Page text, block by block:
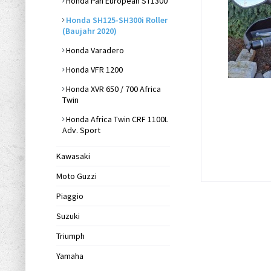
Honda SH125-SH300i Roller
(Baujahr 2020)
Honda Varadero
Honda VFR 1200
Honda XVR 650 / 700 Africa
Twin
Honda Africa Twin CRF 1100L
Adv. Sport
Kawasaki
Moto Guzzi
Piaggio
Suzuki
Triumph
Yamaha